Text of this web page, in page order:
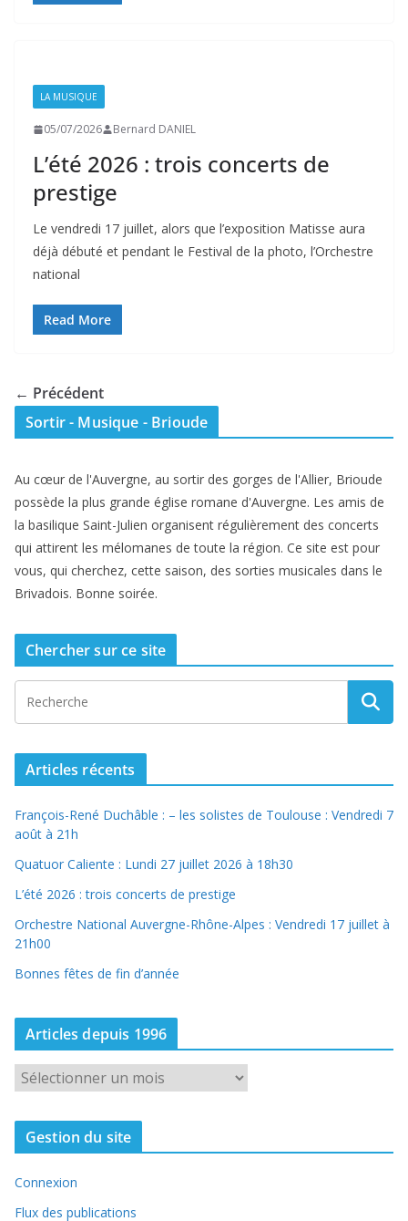
LA MUSIQUE
05/07/2026 Bernard DANIEL
L’été 2026 : trois concerts de
prestige
Le vendredi 17 juillet, alors que l’exposition Matisse aura
déjà débuté et pendant le Festival de la photo, l’Orchestre
national
Read More
← Précédent
Sortir - Musique - Brioude
Au cœur de l'Auvergne, au sortir des gorges de l'Allier, Brioude
possède la plus grande église romane d'Auvergne. Les amis de
la basilique Saint-Julien organisent régulièrement des concerts
qui attirent les mélomanes de toute la région. Ce site est pour
vous, qui cherchez, cette saison, des sorties musicales dans le
Brivadois. Bonne soirée.
Chercher sur ce site
Articles récents
François-René Duchâble : – les solistes de Toulouse : Vendredi 7
août à 21h
Quatuor Caliente : Lundi 27 juillet 2026 à 18h30
L’été 2026 : trois concerts de prestige
Orchestre National Auvergne-Rhône-Alpes : Vendredi 17 juillet à
21h00
Bonnes fêtes de fin d’année
Articles depuis 1996
t
l
e
Gestion du site
Connexion
Flux des publications